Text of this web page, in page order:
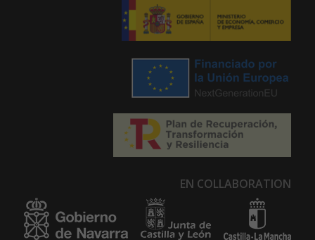
EN COLLABORATION